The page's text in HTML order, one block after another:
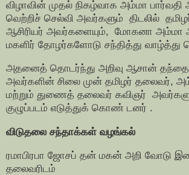
விழாவின் முதல் நிகழ்வாக அம்மா
வெற்றிச் செல்வி அவர்களும் திடலில்
ஆசிரியர் அவர்களையும், மோகனா அம்மா
மகளிர் தோழர்களோடு சந்தித்து வாழ்த்து
அதனைத் தொடர்ந்து அறிவு ஆசான் தந்தை
அவர்களின் சிலை முன் தமிழர் தலைவர்,
மற்றும் துணைத் தலைவர் கவிஞர்
குழுப்படம் எடுத்துக் கொண் டனர் .
விடுதலை சந்தாக்கள் வழங்கல்
ரமாபிரபா ஜோசப் தன் மகன் அறி வோடு
தலைவரிடம்